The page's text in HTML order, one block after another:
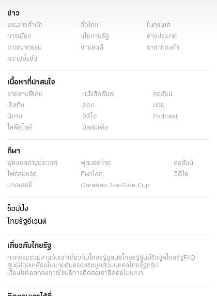
ข่าว
พระราชสำนัก ทั่วไทย
ในกระแส
การเมือง
นโยบายรัฐ
ต่างประเทศ
อาชญากรรม
ยานยนต์
ราคาทองคำ
ความยั่งยืน
เนื้อหาที่น่าสนใจ
รายงานพิเศษ หนังสือพิมพ์
คอลัมน์
บันเทิง
ดวง
หวย
นิยาย
วิดีโอ
Podcast
ไลฟ์สไตล์
มัลติมีเดีย
กีฬา
ฟุตบอลต่่างประเทศ ฟุตบอลไทย
คอลัมน์
ไฟต์สปอร์ต
กีฬาโลก
วิดีโอ
แกลเลอรี่
Carabao 7-a-Side Cup
ช็อปปิ้ง
ไทยรัฐอีเวนต์
เกี่ยวกับไทยรัฐ
กิจกรรมร่วมงานกับเราเกี่ยวกับไทยรัฐมูลนิธิไทยรัฐศูนย์ข้อมูลไทยรัฐFAQ
ศูนย์ช่วยเหลือนโยบายคุ้มครองข้อมูลส่วนบุคคลไทยรัฐกรุ๊ป
เงื่อนไขข้อตกลงการใช้บริการติดต่อเราติดต่อโฆษณา